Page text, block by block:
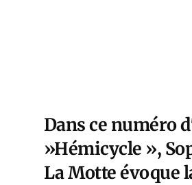
Dans ce numéro
»Hémicycle »,
La Motte évoque